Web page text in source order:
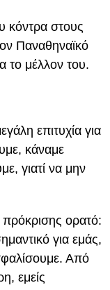
κόντρα στους
Παναθηναϊκό
το μέλλον του.
επιτυχία για
κάναμε
γιατί να μην
ορατό:
για εμάς,
Από
εμείς